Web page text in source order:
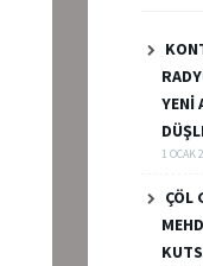
YENİ
1 OCAK
ÇÖL